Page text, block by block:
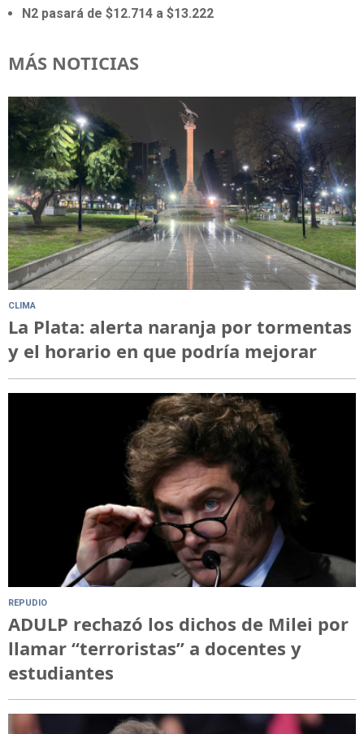
N2 pasará de $12.714 a $13.222
MÁS NOTICIAS
CLIMA
La Plata: alerta naranja por tormentas
y el horario en que podría mejorar
REPUDIO
ADULP rechazó los dichos de Milei por
llamar “terroristas” a docentes y
estudiantes